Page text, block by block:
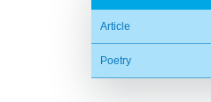
Article
Poetry